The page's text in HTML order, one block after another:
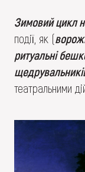
Зимовий цикл
події, як (
ритуальні
театральними